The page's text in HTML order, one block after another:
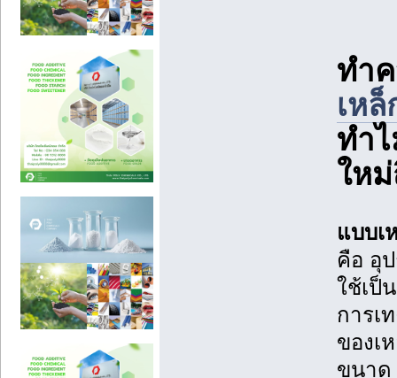
ทำ
เหล็
ทำ
ให
แบบเ
คือ อุ
ใช้เป็
การเ
ของเ
ขนาด